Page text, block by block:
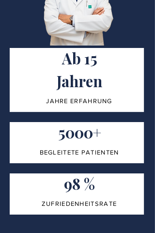
Ab 15
Jahren
JAHRE ERFAHRUNG
5000+
BEGLEITETE PATIENTEN
98 %
ZUFRIEDENHEITSRATE